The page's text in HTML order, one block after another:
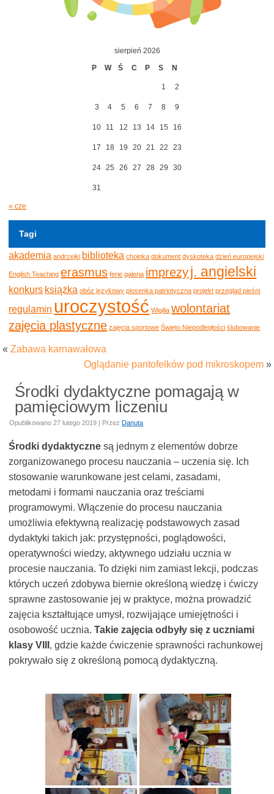
sierpień 2026
P
W Ś C P S N
1 2
3 4 5 6 7 8 9
10 11 12 13 14 15 16
17 18 19 20 21 22 23
24 25 26 27 28 29 30
31
« cze
Tagi
akademia andrzejki biblioteka choinka dokument dyskoteka dzień europejski
English Teaching erasmus ferie galeria imprezyj. angielski
konkurs książka obóz językowy piosenka patriotyczna projekt przegląd pieśni
regulamin uroczystość Wigilia wolontariat
zajęcia plastyczne zajęcia sportowe Święto Niepodległości ślubowanie
«Zabawa karnawałowa
Oglądanie pantofelków pod mikroskopem»
Środki dydaktyczne pomagają w
pamięciowym liczeniu
Opublikowano 27 lutego 2019 | Przez Danuta
Środki dydaktyczne są jednym z elementów dobrze
zorganizowanego procesu nauczania – uczenia się. Ich
stosowanie warunkowane jest celami, zasadami,
metodami i formami nauczania oraz treściami
programowymi. Włączenie do procesu nauczania
umożliwia efektywną realizację podstawowych zasad
dydaktyki takich jak: przystępności, poglądowości,
operatywności wiedzy, aktywnego udziału ucznia w
procesie nauczania. To dzięki nim zamiast lekcji, podczas
których uczeń zdobywa biernie określoną wiedzę i ćwiczy
sprawne zastosowanie jej w praktyce, można prowadzić
zajęcia kształtujące umysł, rozwijające umiejętności i
osobowość ucznia.Takie zajęcia odbyły się z uczniami
klasy VIII , gdzie każde ćwiczenie sprawności rachunkowej
pokrywało się z określoną pomocą dydaktyczną.